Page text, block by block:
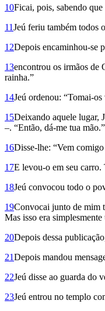
10Ficai, pois, sabendo
11Jeú feriu também todos
12Depois encaminhou-se
13encontrou os irmãos de
rainha.”
14Jeú ordenou: “Tomai-
15Deixando aquele lugar,
–. “Então, dá-me tua
16Disse-lhe: “Vem
17E levou-o em seu carro.
18Jeú convocou todo o
19Convocai junto de mim
Mas isso era
20Depois dessa
21Depois mandou
22Jeú disse ao guarda do
23Jeú entrou no templo